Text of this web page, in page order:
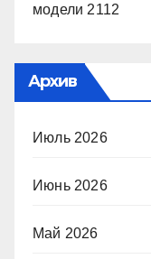
модели 2112
Архив
Июль 2026
Июнь 2026
Май 2026